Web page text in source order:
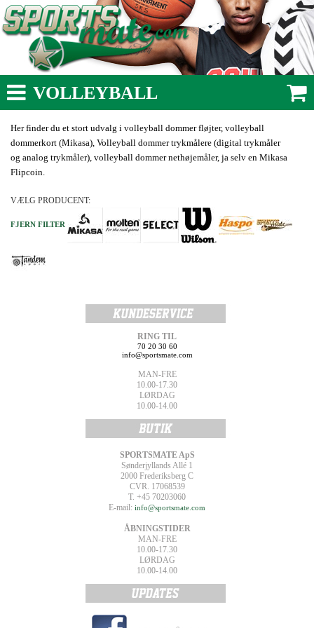
VOLLEYBALL
Her finder du et stort udvalg i volleyball dommer fløjter, volleyball
dommerkort (Mikasa), Volleyball dommer trykmålere (digital trykmåler
og analog trykmåler), volleyball dommer nethøjemåler, ja selv en Mikasa
Flipcoin.
VÆLG PRODUCENT:
FJERN FILTER
RING TIL
70 20 30 60
info@sportsmate.com
MAN-FRE
10.00-17.30
LØRDAG
10.00-14.00
SPORTSMATE ApS
Sønderjyllands Allé 1
2000 Frederiksberg C
CVR. 17068539
T. +45 70203060
E-mail: info@sportsmate.com
ÅBNINGSTIDER
MAN-FRE
10.00-17.30
LØRDAG
10.00-14.00